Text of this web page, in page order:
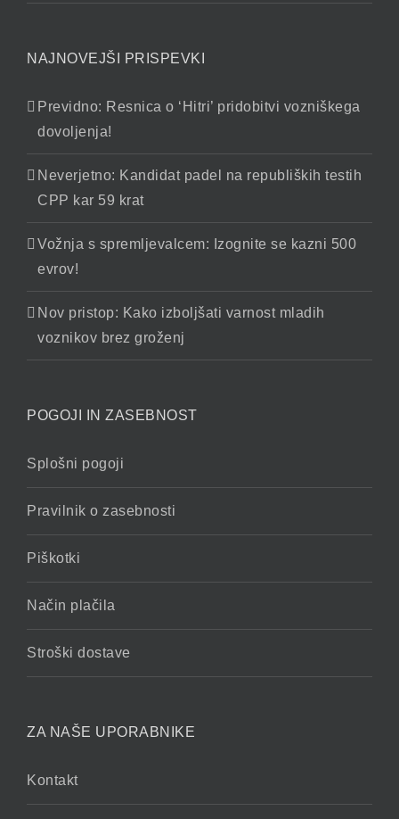
NAJNOVEJŠI PRISPEVKI
Previdno: Resnica o ‘Hitri’ pridobitvi vozniškega
dovoljenja!
Neverjetno: Kandidat padel na republiških testih
CPP kar 59 krat
Vožnja s spremljevalcem: Izognite se kazni 500
evrov!
Nov pristop: Kako izboljšati varnost mladih
voznikov brez groženj
POGOJI IN ZASEBNOST
Splošni pogoji
Pravilnik o zasebnosti
Piškotki
Način plačila
Stroški dostave
ZA NAŠE UPORABNIKE
Kontakt